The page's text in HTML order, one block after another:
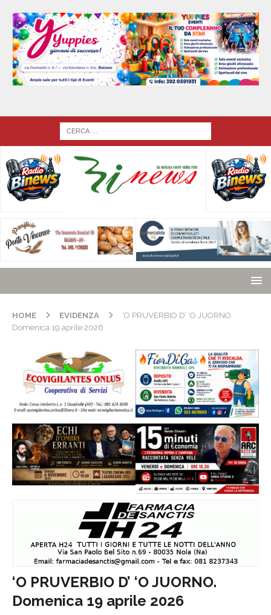
HOME EVIDENZA
‘O PRUVERBIO D’ ‘O JUORNO.
Domenica 19 aprile 2026
‘O PRUVERBIO D’ ‘O JUORNO.
Domenica 19 aprile 2026